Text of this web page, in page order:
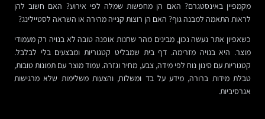
מקמפיין באינסטגרם? האם הן מחפשות שמלה לפי אירוע? האם חשוב להן
לראות התאמה למבנה גוף? האם הן רוצות קנייה מהירה או השראה לסטיילינג?
כשאפיון אתר נעשה נכון, מבינים מהר שחנות אופנה טובה לא בנויה רק מעמודי
מוצר. היא בנויה מזרימה. דף בית שמבליט קטגוריות ומבצעים בלי לבלבל.
קטגוריות עם סינון נוח לפי מידה, צבע, מחיר וגזרה. עמוד מוצר עם תמונות טובות,
טבלת מידות ברורה, מידע על בד ומשלוח, והצעות משלימות שלא מרגישות
אגרסיביות.